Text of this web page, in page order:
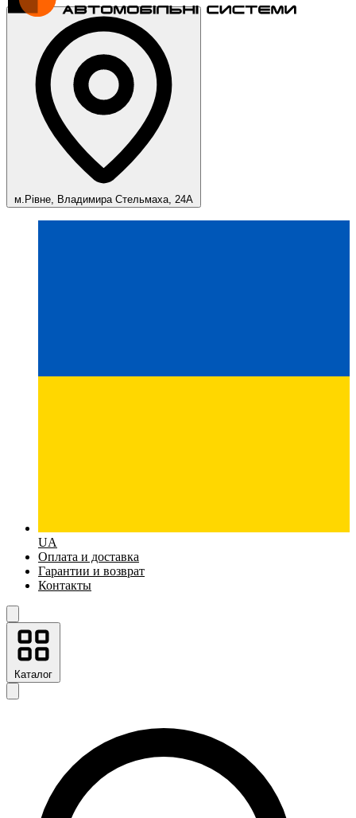
м.Рівне, Владимира Стельмаха, 24А
UA
Оплата и доставка
Гарантии и возврат
Контакты
Каталог